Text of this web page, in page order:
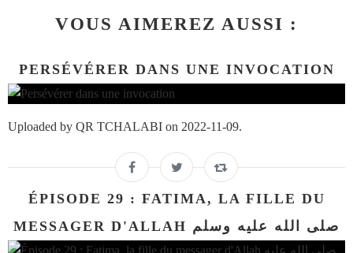
VOUS AIMEREZ AUSSI :
PERSÉVÉRER DANS UNE INVOCATION
Uploaded by QR TCHALABI on 2022-11-09.
ÉPISODE 29 : FATIMA, LA FILLE DU
MESSAGER D'ALLAH صلى الله عليه وسلم